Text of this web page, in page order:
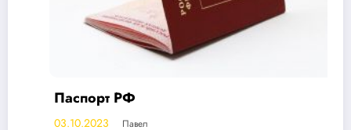
Паспорт РФ
03.10.2023 Павел